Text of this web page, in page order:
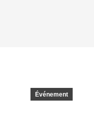
Événement